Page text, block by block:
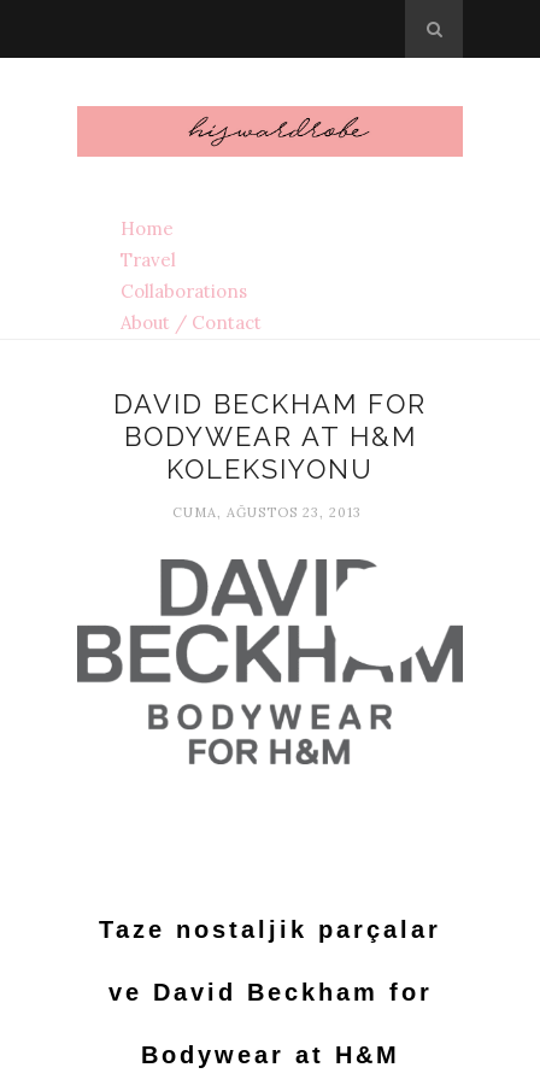
Home
Travel
Collaborations
About / Contact
DAVID BECKHAM FOR
BODYWEAR AT H&M
KOLEKSIYONU
CUMA, AĞUSTOS 23, 2013
Taze nostaljik parçalar
ve David Beckham for
Bodywear at H&M